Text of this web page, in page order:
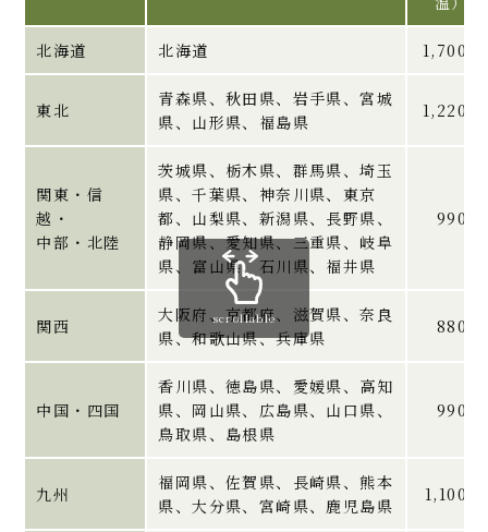
北海道 北海道 1,700円
東北
青森県、秋田県、岩手県、宮城
県、山形県、福島県
1,220円
関東・信
越・
中部・北陸
茨城県、栃木県、群馬県、埼玉
県、千葉県、神奈川県、東京
都、山梨県、新潟県、長野県、
静岡県、愛知県、三重県、岐阜
県、富山県、石川県、福井県
990円
関西
大阪府、京都府、滋賀県、奈良
県、和歌山県、兵庫県
880円
中国・四国
香川県、徳島県、愛媛県、高知
県、岡山県、広島県、山口県、
鳥取県、島根県
990円
九州
福岡県、佐賀県、長崎県、熊本
県、大分県、宮崎県、鹿児島県
1,100円
scrollable